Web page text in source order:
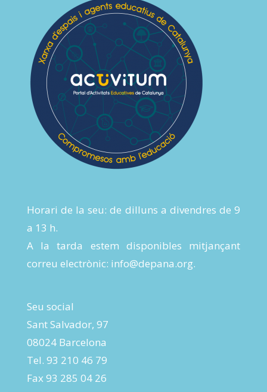
Horari de la seu: de dilluns a divendres de 9
a 13 h.
A la tarda estem disponibles mitjançant
correu electrònic: info@depana.org.
Seu social
Sant Salvador, 97
08024 Barcelona
Tel. 93 210 46 79
Fax 93 285 04 26